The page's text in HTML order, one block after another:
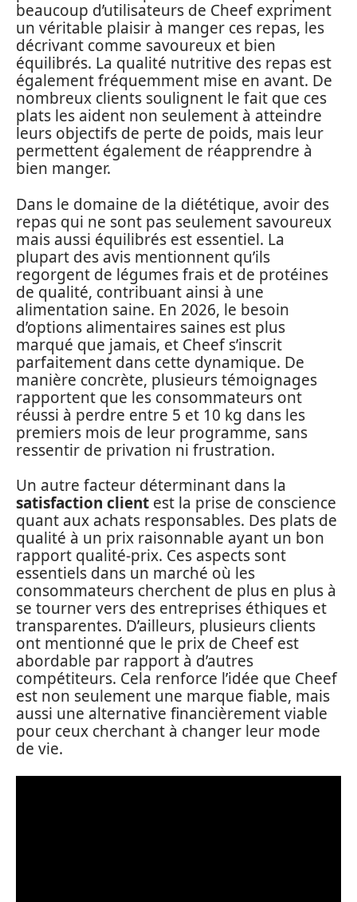
beaucoup d’utilisateurs de Cheef expriment
un véritable plaisir à manger ces repas, les
décrivant comme savoureux et bien
équilibrés. La qualité nutritive des repas est
également fréquemment mise en avant. De
nombreux clients soulignent le fait que ces
plats les aident non seulement à atteindre
leurs objectifs de perte de poids, mais leur
permettent également de réapprendre à
bien manger.
Dans le domaine de la diététique, avoir des
repas qui ne sont pas seulement savoureux
mais aussi équilibrés est essentiel. La
plupart des avis mentionnent qu’ils
regorgent de légumes frais et de protéines
de qualité, contribuant ainsi à une
alimentation saine. En 2026, le besoin
d’options alimentaires saines est plus
marqué que jamais, et Cheef s’inscrit
parfaitement dans cette dynamique. De
manière concrète, plusieurs témoignages
rapportent que les consommateurs ont
réussi à perdre entre 5 et 10 kg dans les
premiers mois de leur programme, sans
ressentir de privation ni frustration.
Un autre facteur déterminant dans la
satisfaction client est la prise de conscience
quant aux achats responsables. Des plats de
qualité à un prix raisonnable ayant un bon
rapport qualité-prix. Ces aspects sont
essentiels dans un marché où les
consommateurs cherchent de plus en plus à
se tourner vers des entreprises éthiques et
transparentes. D’ailleurs, plusieurs clients
ont mentionné que le prix de Cheef est
abordable par rapport à d’autres
compétiteurs. Cela renforce l’idée que Cheef
est non seulement une marque fiable, mais
aussi une alternative financièrement viable
pour ceux cherchant à changer leur mode
de vie.